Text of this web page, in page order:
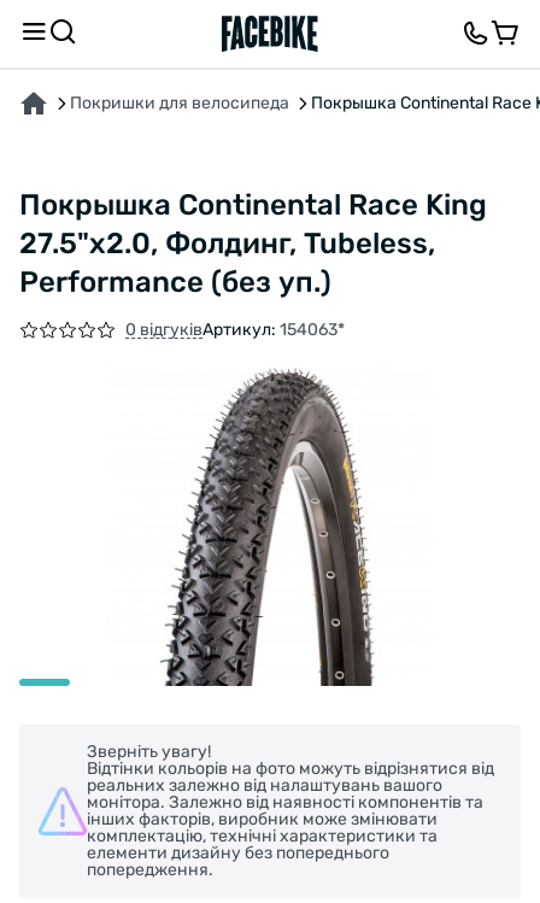
Покришки для велосипеда Покрышка Continental Race
Покрышка Continental Race King
27.5"x2.0, Фолдинг, Tubeless,
Performance (без уп.)
0 відгуківАртикул: 154063*
Зверніть увагу!
Відтінки кольорів на фото можуть відрізнятися від
реальних залежно від налаштувань вашого
монітора. Залежно від наявності компонентів та
інших факторів, виробник може змінювати
комплектацію, технічні характеристики та
елементи дизайну без попереднього
попередження.
ПРО ТОВАР ВІДГУКИ ТА ЗАПИТАННЯ